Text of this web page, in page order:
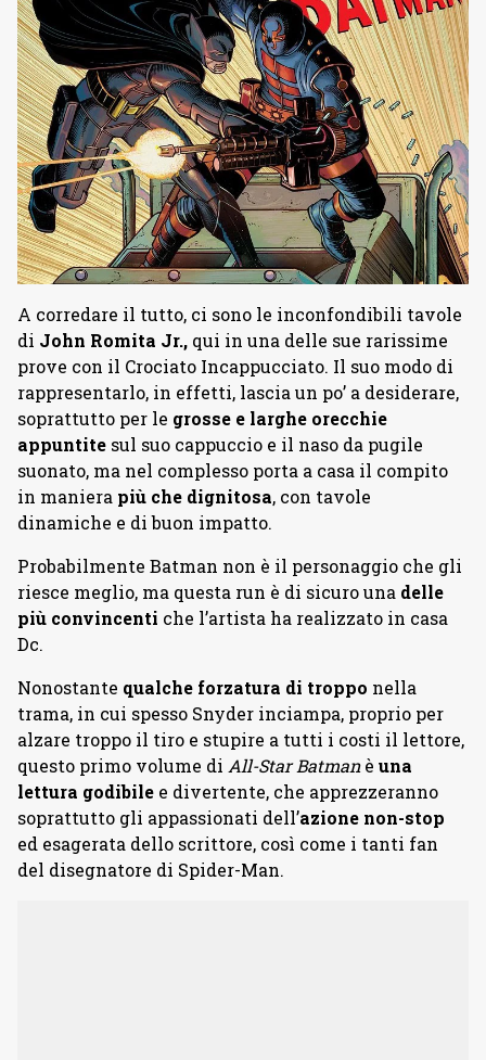
A corredare il tutto, ci sono le inconfondibili tavole
di John Romita Jr., qui in una delle sue rarissime
prove con il Crociato Incappucciato. Il suo modo di
rappresentarlo, in effetti, lascia un po’ a desiderare,
soprattutto per le grosse e larghe orecchie
appuntite sul suo cappuccio e il naso da pugile
suonato, ma nel complesso porta a casa il compito
in maniera più che dignitosa, con tavole
dinamiche e di buon impatto.
Probabilmente Batman non è il personaggio che gli
riesce meglio, ma questa run è di sicuro una delle
più convincenti che l’artista ha realizzato in casa
Dc.
Nonostante qualche forzatura di troppo nella
trama, in cui spesso Snyder inciampa, proprio per
alzare troppo il tiro e stupire a tutti i costi il lettore,
questo primo volume di All-Star Batmanè una
lettura godibile e divertente, che apprezzeranno
soprattutto gli appassionati dell’azione non-stop
ed esagerata dello scrittore, così come i tanti fan
del disegnatore di Spider-Man.